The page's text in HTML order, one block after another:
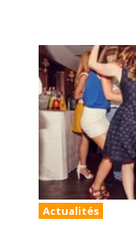
Actualités